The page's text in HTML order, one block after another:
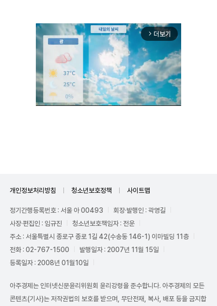
arrow_forward_ios 더보기
개인정보처리방침 청소년보호정책 사이트맵
정기간행등록번호 : 서울 아 00493
회장·발행인 : 곽영길
사장·편집인 : 임규진
청소년보호책임자 : 전운
주소 : 서울특별시 종로구 종로 1길 42(수송동 146-1) 이마빌딩 11층
전화 : 02-767-1500
발행일자 : 2007년 11월 15일
등록일자 : 2008년 01월10일
아주경제는 인터넷신문윤리위원회 윤리강령을 준수합니다. 아주경제의 모든
콘텐츠(기사)는 저작권법의 보호를 받으며, 무단전재, 복사, 배포 등을 금지합